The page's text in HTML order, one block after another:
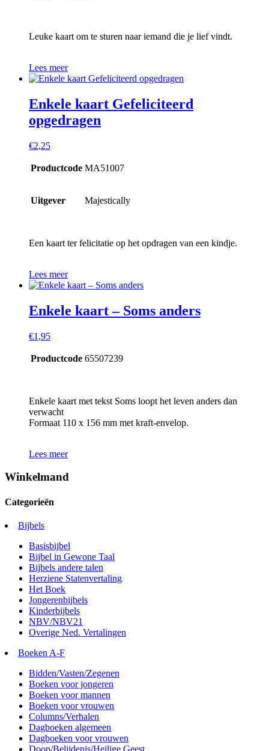
Leuke kaart om te sturen naar iemand die je lief vindt.
Lees meer
Enkele kaart Gefeliciteerd
opgedragen
€2,25
Productcode MA51007
Uitgever Majestically
Een kaart ter felicitatie op het opdragen van een kindje.
Lees meer
Enkele kaart – Soms anders
€1,95
Productcode 65507239
Enkele kaart met tekst Soms loopt het leven anders dan
verwacht
Formaat 110 x 156 mm met kraft-envelop.
Lees meer
Winkelmand
Categorieën
Bijbels
Basisbijbel
Bijbel in Gewone Taal
Bijbels andere talen
Herziene Statenvertaling
Het Boek
Jongerenbijbels
Kinderbijbels
NBV/NBV21
Overige Ned. Vertalingen
Boeken A-F
Bidden/Vasten/Zegenen
Boeken voor jongeren
Boeken voor mannen
Boeken voor vrouwen
Columns/Verhalen
Dagboeken algemeen
Dagboeken voor vrouwen
Doop/Belijdenis/Heilige Geest